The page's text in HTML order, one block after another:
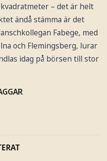
– det är helt
ändå stämma är det
Fabege, med
och Flemingsberg, lurar
idag på börsen till stor